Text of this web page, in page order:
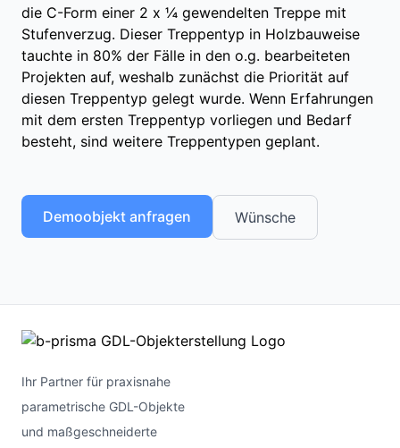
die C-Form einer 2 x ¼ gewendelten Treppe mit
Stufenverzug. Dieser Treppentyp in Holzbauweise
tauchte in 80% der Fälle in den o.g. bearbeiteten
Projekten auf, weshalb zunächst die Priorität auf
diesen Treppentyp gelegt wurde. Wenn Erfahrungen
mit dem ersten Treppentyp vorliegen und Bedarf
besteht, sind weitere Treppentypen geplant.
Demoobjekt anfragen Wünsche
Ihr Partner für praxisnahe
parametrische GDL-Objekte
und maßgeschneiderte